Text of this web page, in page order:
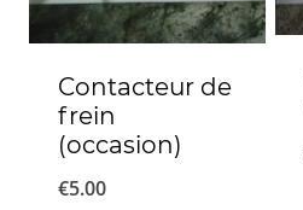
Contacteur de
frein
(occasion)
€5.00